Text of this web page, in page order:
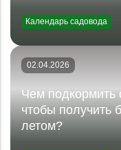
Календарь садовода
02.04.2026
Чем подкормить
чтобы получить
летом?